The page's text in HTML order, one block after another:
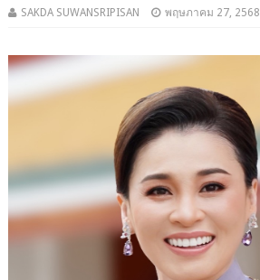
SAKDA SUWANSRIPISAN พฤษภาคม 27, 2568